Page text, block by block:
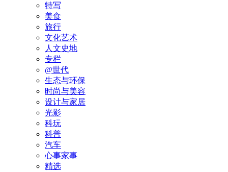
特写
美食
旅行
文化艺术
人文史地
专栏
@世代
生态与环保
时尚与美容
设计与家居
光影
科玩
科普
汽车
心事家事
精选